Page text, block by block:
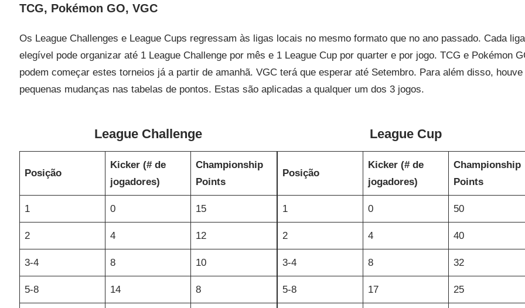
TCG, Pokémon GO, VGC
Os League Challenges e League Cups regressam às ligas locais no mesmo formato que no ano passado. Cada liga
elegível pode organizar até 1 League Challenge por mês e 1 League Cup por quarter e por jogo. TCG e Pokémon
podem começar estes torneios já a partir de amanhã. VGC terá que esperar até Setembro. Para além disso, houve
pequenas mudanças nas tabelas de pontos. Estas são aplicadas a qualquer um dos 3 jogos.
League Challenge
Posição
Kicker (# de
jogadores)
Championship
Points
1 0 15
2 4 12
3-4 8 10
5-8 14 8
League Cup
Posição
Kicker (# de
jogadores)
Championship
Points
1 0 50
2 4 40
3-4 8 32
5-8 17 25